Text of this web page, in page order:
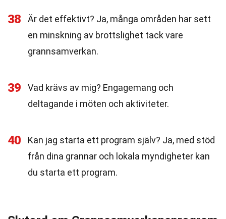
38
Är det effektivt? Ja, många områden har sett
en minskning av brottslighet tack vare
grannsamverkan.
39
Vad krävs av mig? Engagemang och
deltagande i möten och aktiviteter.
40
Kan jag starta ett program själv? Ja, med stöd
från dina grannar och lokala myndigheter kan
du starta ett program.